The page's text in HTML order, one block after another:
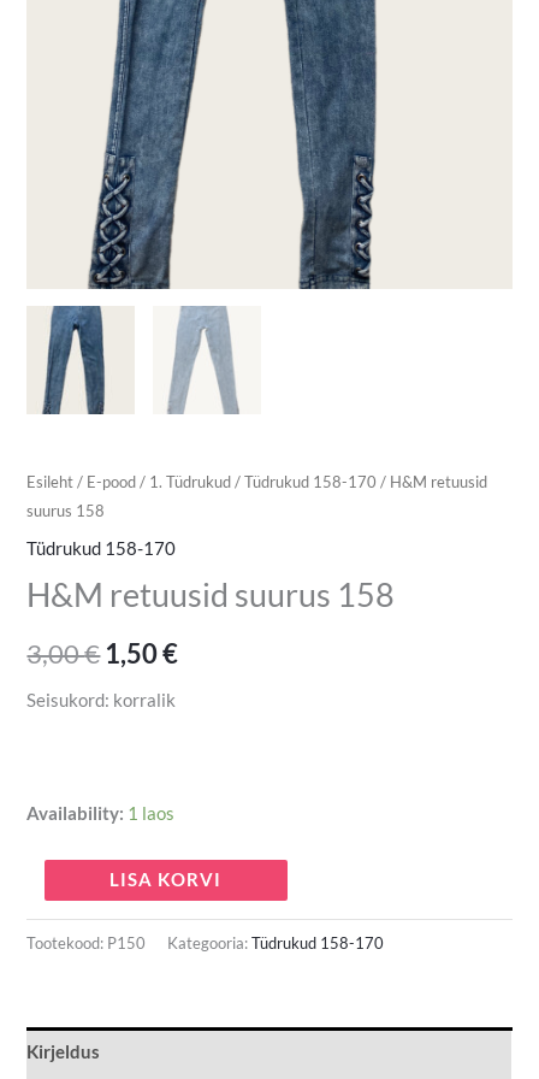
Esileht/ E-pood/ 1. Tüdrukud/Tüdrukud 158-170 / H&M retuusid
suurus 158
Tüdrukud 158-170
H&M retuusid suurus 158
3,00€ 1,50€
Seisukord: korralik
Availability: 1 laos
LISA KORVI
Tootekood: P150 Kategooria:Tüdrukud 158-170
Kirjeldus